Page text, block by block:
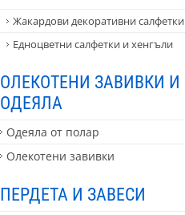
Жакардови декоративни салфетки
Едноцветни салфетки и хенгъли
ОЛЕКОТЕНИ ЗАВИВКИ И
ОДЕЯЛА
Одеяла от полар
Олекотени завивки
ПЕРДЕТА И ЗАВЕСИ